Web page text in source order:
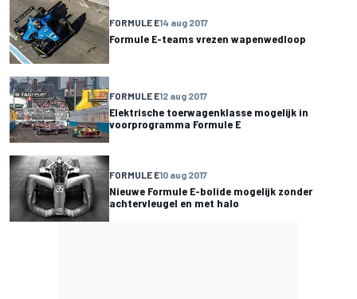
FORMULE E14 aug 2017
Formule E-teams vrezen wapenwedloop
FORMULE E12 aug 2017
Elektrische toerwagenklasse mogelijk in
voorprogramma Formule E
FORMULE E10 aug 2017
Nieuwe Formule E-bolide mogelijk zonder
achtervleugel en met halo